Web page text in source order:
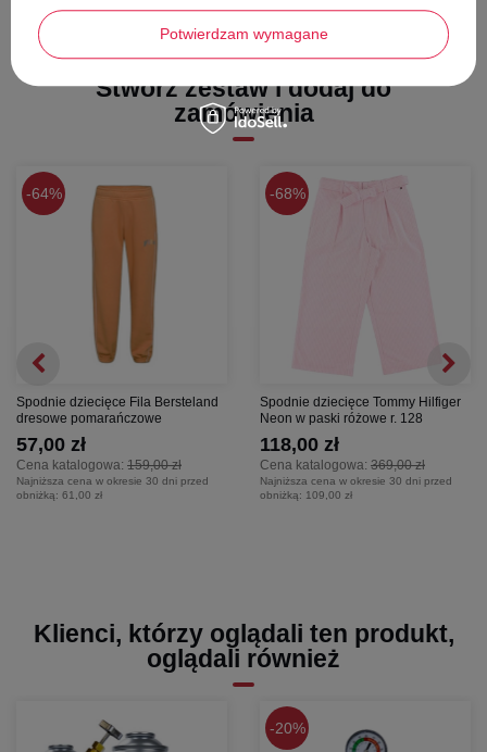
Szerokość w pasie -52 cm
Długość całkowita - 111 cm
Stwórz zestaw i dodaj do
zamówienia
64%
Spodnie dziecięce Fila Bersteland
dresowe pomarańczowe
Cena katalogowa: 159,00 zł
57,00 zł
Najniższa cena w okresie 30 dni przed
obniżką: 61,00 zł
68%
Spodnie dziecięce Tommy Hilfiger
Neon w paski różowe r. 128
Cena katalogowa: 369,00 zł
118,00 zł
Najniższa cena w okresie 30 dni przed
obniżką: 109,00 zł
Klienci, którzy oglądali ten produkt,
oglądali również
20%
Potwierdzam wymagane